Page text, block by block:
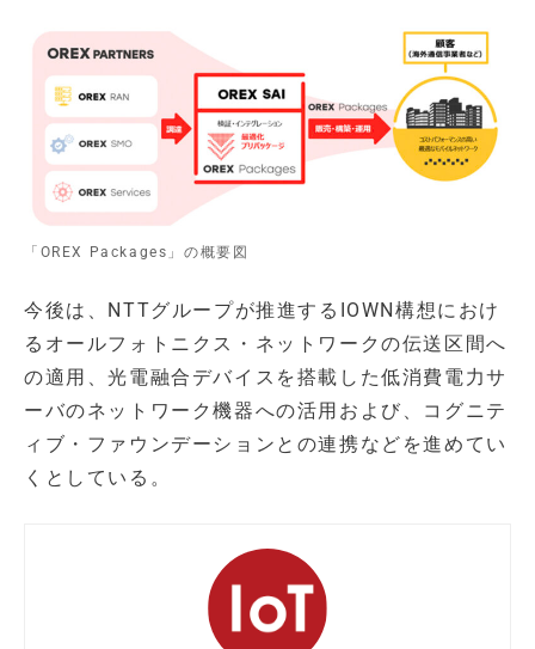
「OREX Packages」の概要図
今後は、NTTグループが推進するIOWN構想におけ
るオールフォトニクス・ネットワークの伝送区間へ
の適用、光電融合デバイスを搭載した低消費電力サ
ーバのネットワーク機器への活用および、コグニテ
ィブ・ファウンデーションとの連携などを進めてい
くとしている。